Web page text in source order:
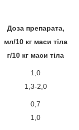
Доза препарата,
мл/10 кг маси тіла
г/10 кг маси тіла
1,0
1,3-2,0
0,7
1,0